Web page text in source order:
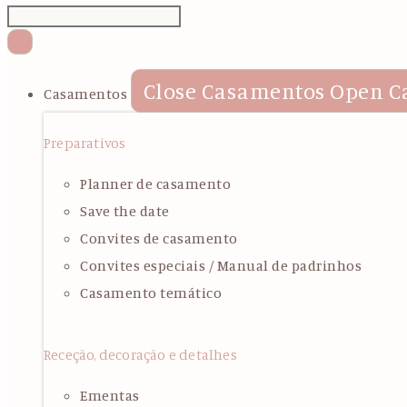
Casamentos Close Casamentos Open
Preparativos
Planner de casamento
Save the date
Convites de casamento
Convites especiais / Manual de padrinhos
Casamento temático
Receção, decoração e detalhes
Ementas